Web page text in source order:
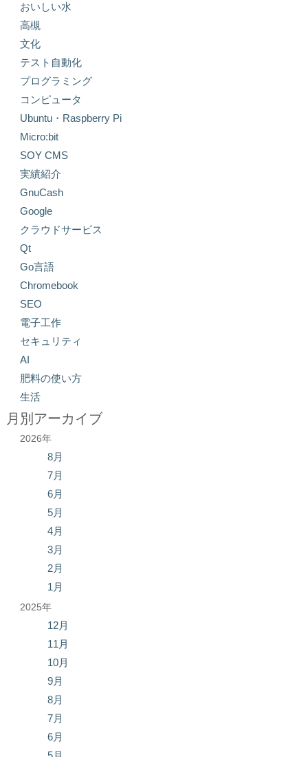
おいしい水
高槻
文化
テスト自動化
プログラミング
コンピュータ
Ubuntu・Raspberry Pi
Micro:bit
SOY CMS
実績紹介
GnuCash
Google
クラウドサービス
Qt
Go言語
Chromebook
SEO
電子工作
セキュリティ
AI
肥料の使い方
生活
月別アーカイブ
2026年
8月
7月
6月
5月
4月
3月
2月
1月
2025年
12月
11月
10月
9月
8月
7月
6月